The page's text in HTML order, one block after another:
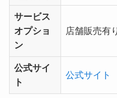
サービス
オプショ
ン
店舗販売有
公式サイ
ト
公式サイト